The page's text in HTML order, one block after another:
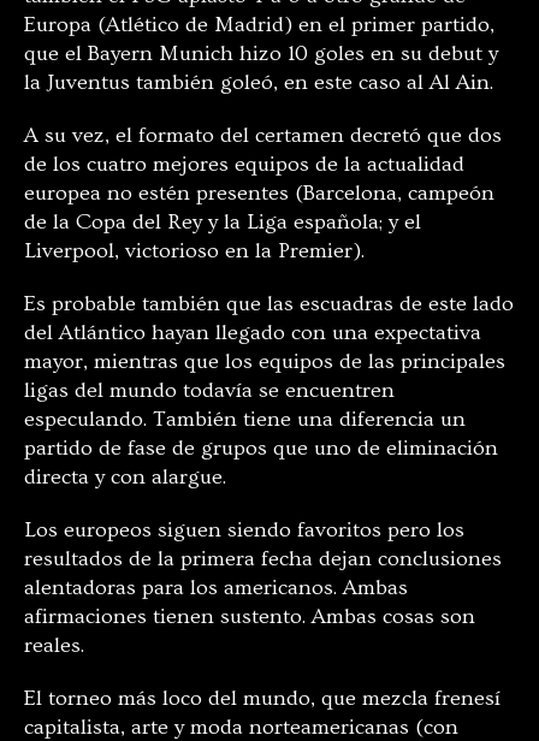
Europa (Atlético de Madrid) en el primer partido,
que el Bayern Munich hizo 10 goles en su debut y
la Juventus también goleó, en este caso al Al Ain.
A su vez, el formato del certamen decretó que dos
de los cuatro mejores equipos de la actualidad
europea no estén presentes (Barcelona, campeón
de la Copa del Rey y la Liga española; y el
Liverpool, victorioso en la Premier).
Es probable también que las escuadras de este lado
del Atlántico hayan llegado con una expectativa
mayor, mientras que los equipos de las principales
ligas del mundo todavía se encuentren
especulando. También tiene una diferencia un
partido de fase de grupos que uno de eliminación
directa y con alargue.
Los europeos siguen siendo favoritos pero los
resultados de la primera fecha dejan conclusiones
alentadoras para los americanos. Ambas
afirmaciones tienen sustento. Ambas cosas son
reales.
El torneo más loco del mundo, que mezcla frenesí
capitalista, arte y moda norteamericanas (con